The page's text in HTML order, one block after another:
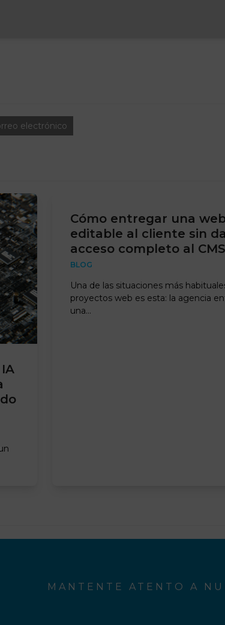
electrónico
Cómo entregar una
editable al cliente sin
acceso completo al CMS
BLOG
Una de las situaciones más
proyectos web es esta: la agencia
una…
MANTENTE ATENTO A